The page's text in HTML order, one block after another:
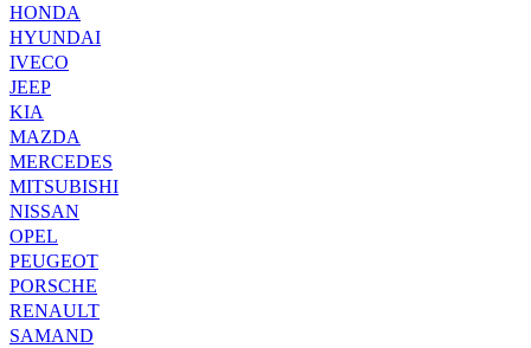
HONDA
HYUNDAI
IVECO
JEEP
KIA
MAZDA
MERCEDES
MITSUBISHI
NISSAN
OPEL
PEUGEOT
PORSCHE
RENAULT
SAMAND